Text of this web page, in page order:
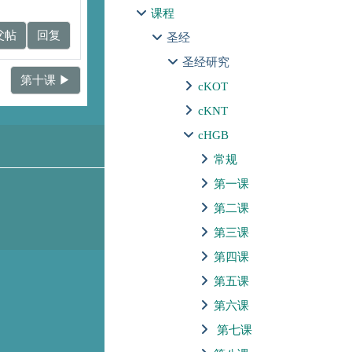
课程
圣经
圣经研究
cKOT
cKNT
cHGB
常规
第一课
第二课
第三课
第四课
第五课
第六课
第七课
帖 回复
第十课 ▶︎